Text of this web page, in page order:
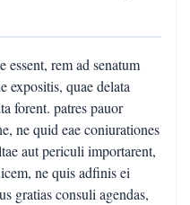
essent, rem ad senatum
expositis, quae delata
forent. patres pauor
ne quid eae coniurationes
aut periculi importarent,
ne quis adfinis ei
gratias consuli agendas,